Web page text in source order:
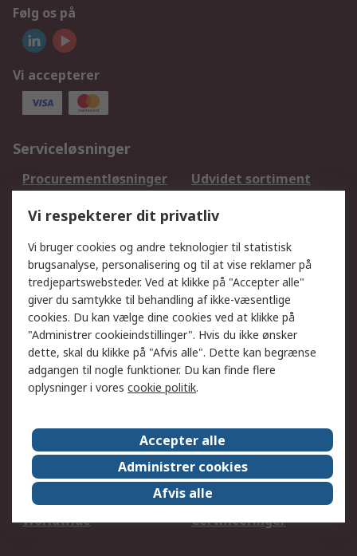
Følg os på
Vi accepterer
Serviceløsninger
Procurementløsninger
Udvidet sortiment
DesignSpark
Teknisk Support
Dit lokale salgsteam
Eksportløsninger
Support
Få hjælp
Returnering
Levering
Spor min ordre
Fakturakopi
Betalingsmuligheder
Fordele med Mit RS
Okdo
Om RS
Salgsbetingelser
Det juridiske
Pressecenter
Job hos RS
ESG
Worldwide
Certificeringer
Vi respekterer dit privatliv
Vi bruger cookies og andre teknologier til statistisk
brugsanalyse, personalisering og til at vise reklamer på
tredjepartswebsteder. Ved at klikke på "Accepter alle"
giver du samtykke til behandling af ikke-væsentlige
cookies. Du kan vælge dine cookies ved at klikke på
"Administrer cookieindstillinger". Hvis du ikke ønsker
dette, skal du klikke på "Afvis alle". Dette kan begrænse
adgangen til nogle funktioner. Du kan finde flere
oplysninger i vores cookie politik.
Accepter alle
Administrer cookies
Afvis alle